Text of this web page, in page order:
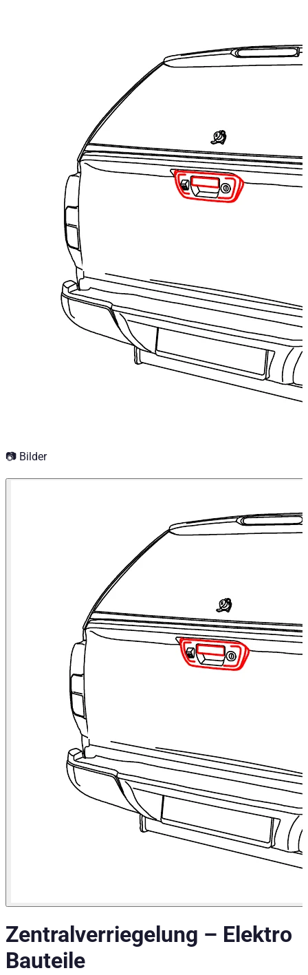
kg
Konfigurationsvarianten
249,00€
Fahrzeugkompatibilität
Isuzu D-MAX Baujahr ab 2025+ Double Cab
Isuzu D-MAX Baujahr ab 2020 Double Cab
Isuzu D-MAX Baujahr ab 2020 Space Cab
Kategorien
Pick-up accessories
Storage & load securing systems
📷 Bilder
Zentralverriegelung – Elektro
Bauteile